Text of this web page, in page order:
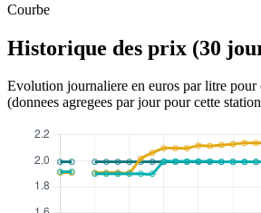
Courbe
Historique des prix (30
Evolution journaliere en euros par litre pour
(donnees agregees par jour pour cette